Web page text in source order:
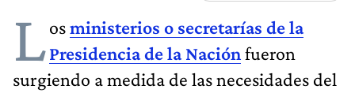
Losministerios o secretarías de la
Presidencia de la Naciónfueron
surgiendo a medida de las necesidades del